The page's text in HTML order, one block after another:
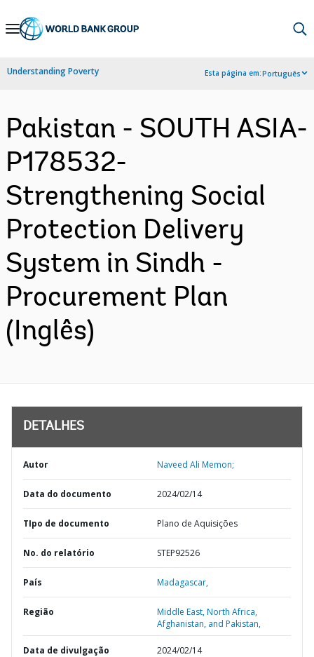
Skip
Navigation
Understanding Poverty Esta página em:Português
Pakistan - SOUTH ASIA-
P178532-
Strengthening Social
Protection Delivery
System in Sindh -
Procurement Plan
(Inglês)
DETALHES
Autor Naveed Ali Memon;
Data do documento 2024/02/14
TIpo de documento Plano de Aquisições
No. do relatório STEP92526
País Madagascar,
Região
Middle East, North Africa,
Afghanistan, and Pakistan,
Data de divulgação 2024/02/14